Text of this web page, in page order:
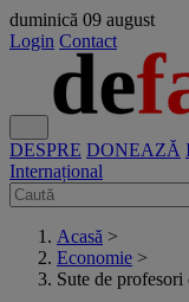
duminică 09 august
Login Contact
DESPRE DONEAZĂ
Internațional
Acasă >
Economie >
Sute de